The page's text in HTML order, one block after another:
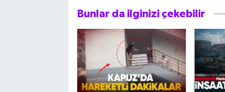
Bunlar da ilginizi çekebilir